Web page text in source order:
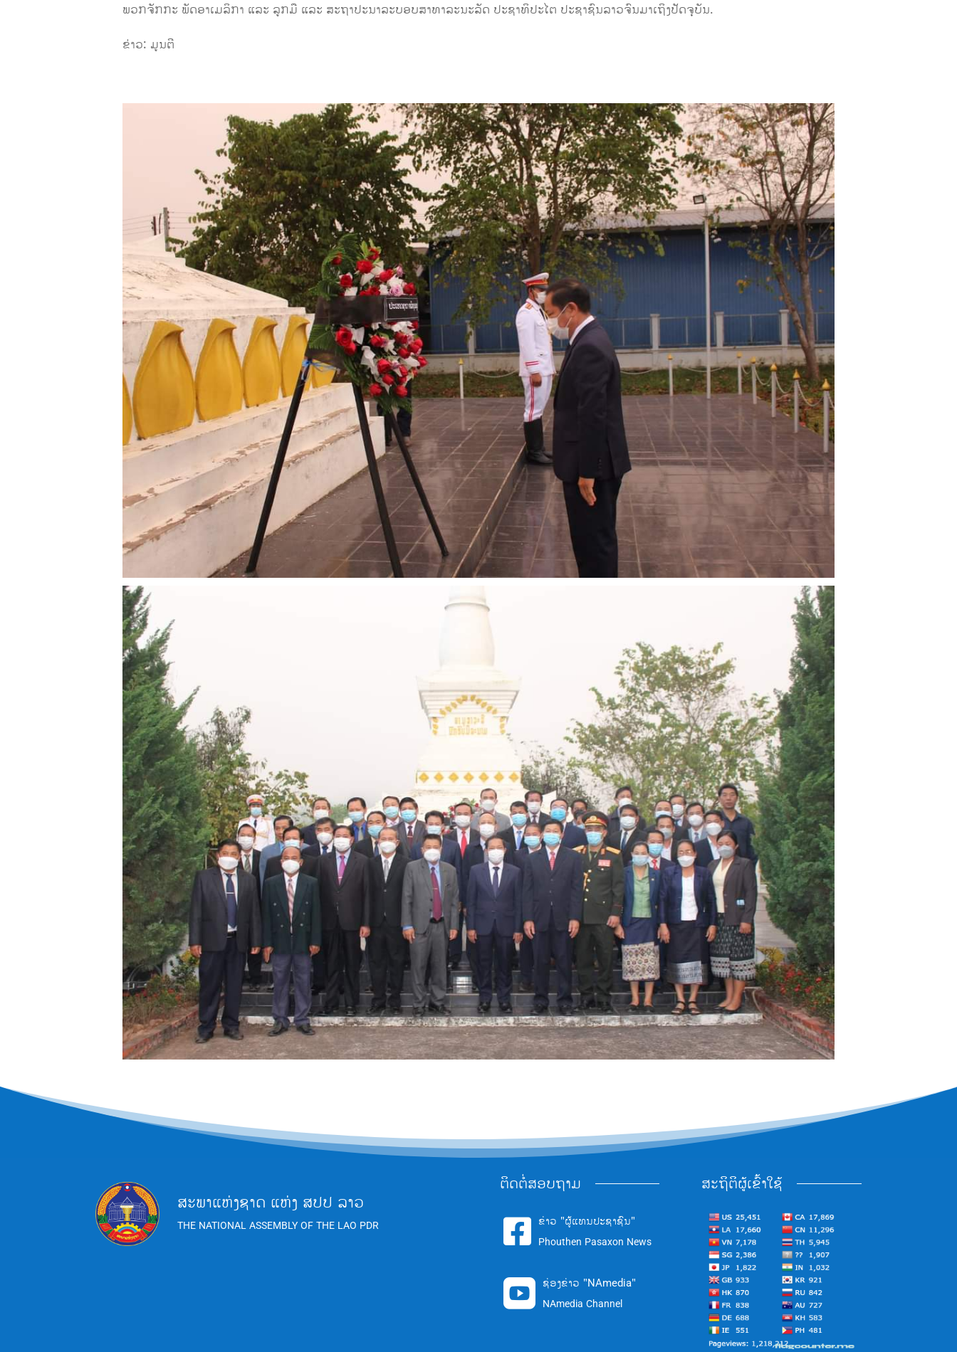
ພວກຈັກກະ ພັດອາເມລິກາ ແລະ ລູກມື ແລະ ສະຖາປະນາລະບອບສາທາລະນະລັດ ປະຊາທິປະໄຕ ປະຊາຊົນລາວຈົນມາເຖິງປັດຈຸບັນ.
ຂ່າວ: ມູນຕີ
ສະພາແຫ່ງຊາດ ແຫ່ງ ສປປ ລາວ
THE NATIONAL ASSEMBLY OF THE LAO PDR
ຕິດຕໍ່ສອບຖາມ
 ຂ່າວ "ຜູ້ແທນປະຊາຊົນ"
Phouthen Pasaxon News
 ຊ່ອງຂ່າວ "NAmedia"
NAmedia Channel
ສະຖິຕິຜູ້ເຂົ້າໃຊ້